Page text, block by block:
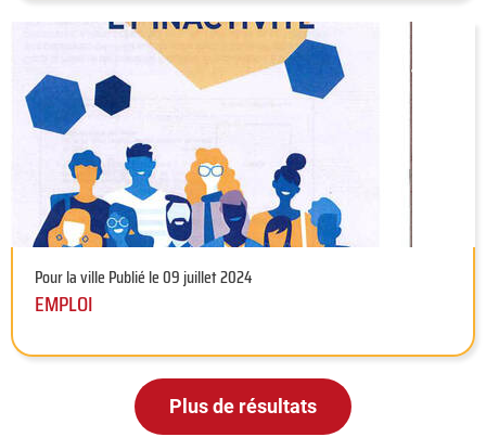
Pour la ville Publié le 09 juillet 2024
EMPLOI
Plus de résultats